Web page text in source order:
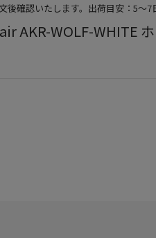
後確認いたします。出荷目安：5～7
AKR-WOLF-WHITE